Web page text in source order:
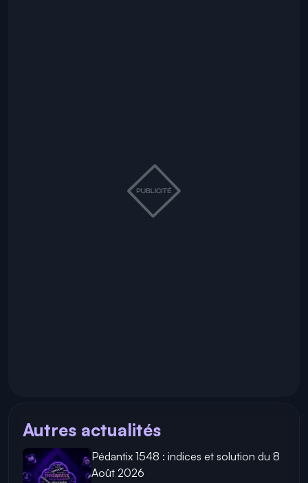
Autres actualités
Pédantix 1548 : indices et solution du 8
Août 2026